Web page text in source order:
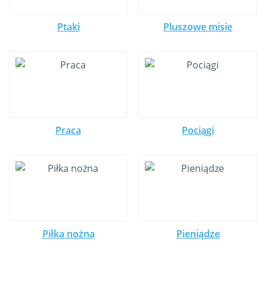
Ptaki Pluszowe misie
Praca Pociągi
Piłka nożna Pieniądze